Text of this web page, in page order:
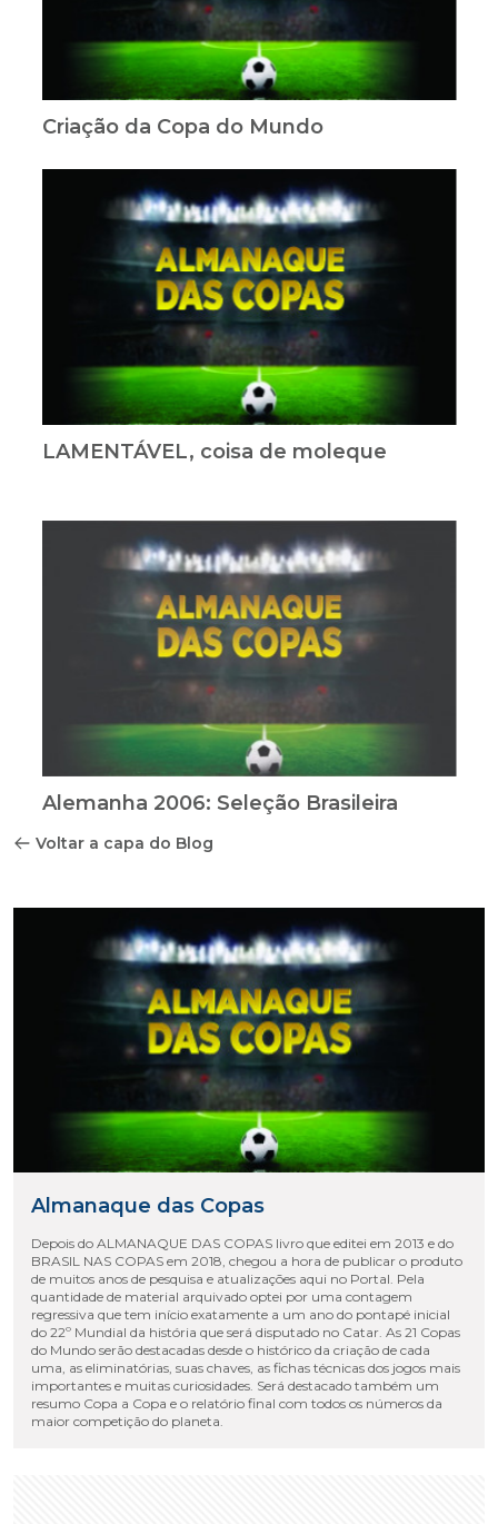
Criação da Copa do Mundo
LAMENTÁVEL, coisa de moleque
Alemanha 2006: Seleção Brasileira
Voltar a capa do Blog
Almanaque das Copas
Depois do ALMANAQUE DAS COPAS livro que editei em 2013 e do
BRASIL NAS COPAS em 2018, chegou a hora de publicar o produto
de muitos anos de pesquisa e atualizações aqui no Portal. Pela
quantidade de material arquivado optei por uma contagem
regressiva que tem início exatamente a um ano do pontapé inicial
do 22º Mundial da história que será disputado no Catar. As 21 Copas
do Mundo serão destacadas desde o histórico da criação de cada
uma, as eliminatórias, suas chaves, as fichas técnicas dos jogos mais
importantes e muitas curiosidades. Será destacado também um
resumo Copa a Copa e o relatório final com todos os números da
maior competição do planeta.